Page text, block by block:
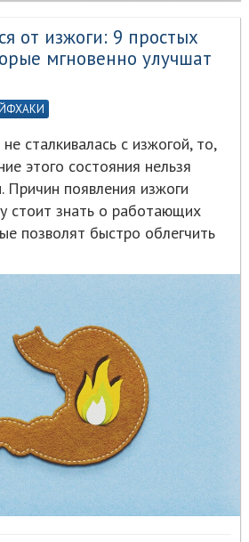
от изжоги: 9 простых
мгновенно улучшат
сталкивалась с изжогой, то,
этого состояния нельзя
Причин появления изжоги
стоит знать о работающих
позволят быстро облегчить